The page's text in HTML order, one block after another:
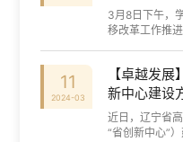
3月8日下午，
移改革工作推
11
2024-03
【卓越发
新中心建设
近日，辽宁省
“省创新中心”